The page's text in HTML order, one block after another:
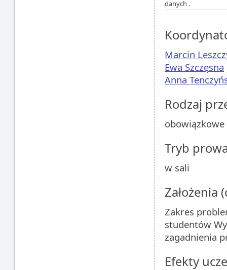
danych .
Marcin
Ewa Szczęsna
Anna
Rodzaj
obowiązkowe
Tryb
w sali
Założenia
Zakres
studentów
zagadnienia
Efekty